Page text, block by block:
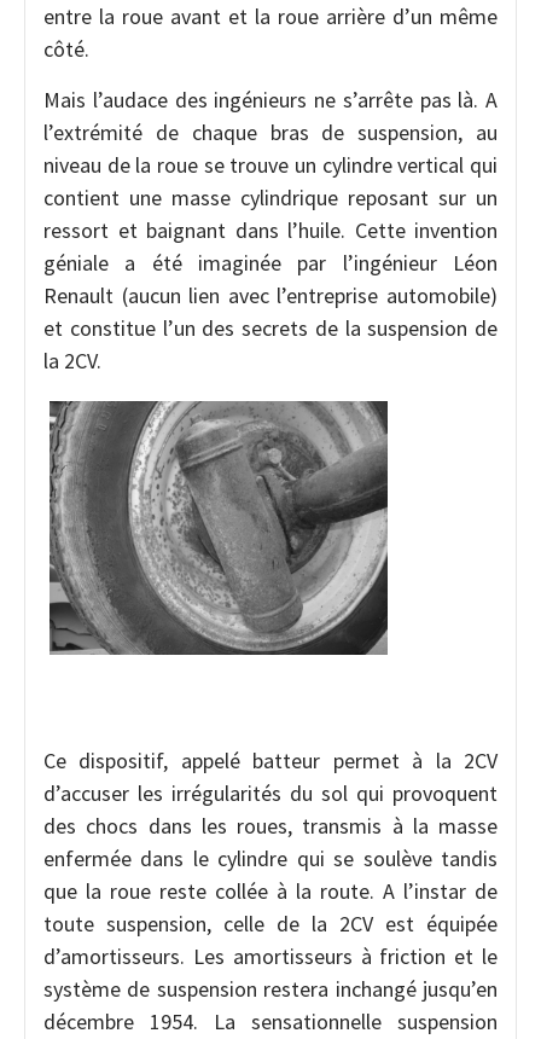
entre la roue avant et la roue arrière d’un même
côté.
Mais l’audace des ingénieurs ne s’arrête pas là. A
l’extrémité de chaque bras de suspension, au
niveau de la roue se trouve un cylindre vertical qui
contient une masse cylindrique reposant sur un
ressort et baignant dans l’huile. Cette invention
géniale a été imaginée par l’ingénieur Léon
Renault (aucun lien avec l’entreprise automobile)
et constitue l’un des secrets de la suspension de
la 2CV.
Ce dispositif, appelé batteur permet à la 2CV
d’accuser les irrégularités du sol qui provoquent
des chocs dans les roues, transmis à la masse
enfermée dans le cylindre qui se soulève tandis
que la roue reste collée à la route. A l’instar de
toute suspension, celle de la 2CV est équipée
d’amortisseurs. Les amortisseurs à friction et le
système de suspension restera inchangé jusqu’en
décembre 1954. La sensationnelle suspension